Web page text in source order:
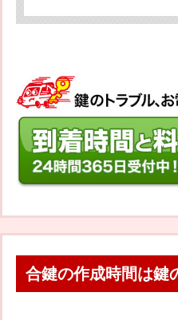
合鍵の作成時間は鍵